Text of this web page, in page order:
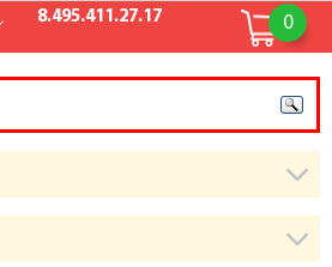
0
8.495.411.27.17